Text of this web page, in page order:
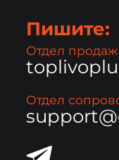
Пишите:
Отдел продаж
Отдел